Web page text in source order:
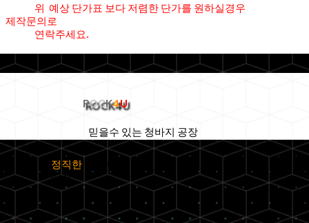
위 예상 단가표 보다 저렴한 단가를 원하실경우
제작문의로
연락주세요.
믿을수 있는 청바지 공장
ROCK4U
정직한 청바지
공장